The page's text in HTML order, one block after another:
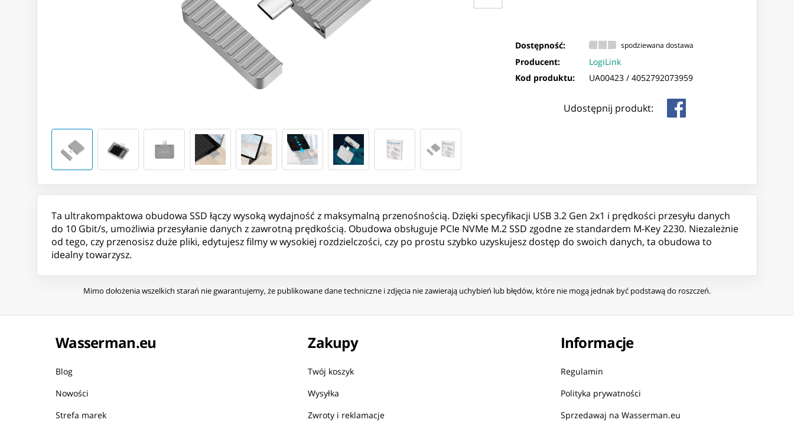
Dostępność: spodziewana dostawa
Producent:
LogiLink
Kod produktu:
UA00423 /4052792073959
Udostępnij produkt:
Ta ultrakompaktowa obudowa SSD łączy wysoką wydajność z maksymalną przenośnością. Dzięki specyfikacji USB 3.2 Gen 2x1 i prędkości przesyłu danych
do 10 Gbit/s, umożliwia przesyłanie danych z zawrotną prędkością. Obudowa obsługuje PCIe NVMe M.2 SSD zgodne ze standardem M-Key 2230. Niezależnie
od tego, czy przenosisz duże pliki, edytujesz filmy w wysokiej rozdzielczości, czy po prostu szybko uzyskujesz dostęp do swoich danych, ta obudowa to
idealny towarzysz.
Mimo dołożenia wszelkich starań nie gwarantujemy, że publikowane dane techniczne i zdjęcia nie zawierają uchybień lub błędów, które nie mogą jednak być podstawą do roszczeń.
Wasserman.eu
Blog
Nowości
Strefa marek
Zakupy
Twój koszyk
Wysyłka
Zwroty i reklamacje
Informacje
Regulamin
Polityka prywatności
Sprzedawaj na Wasserman.eu